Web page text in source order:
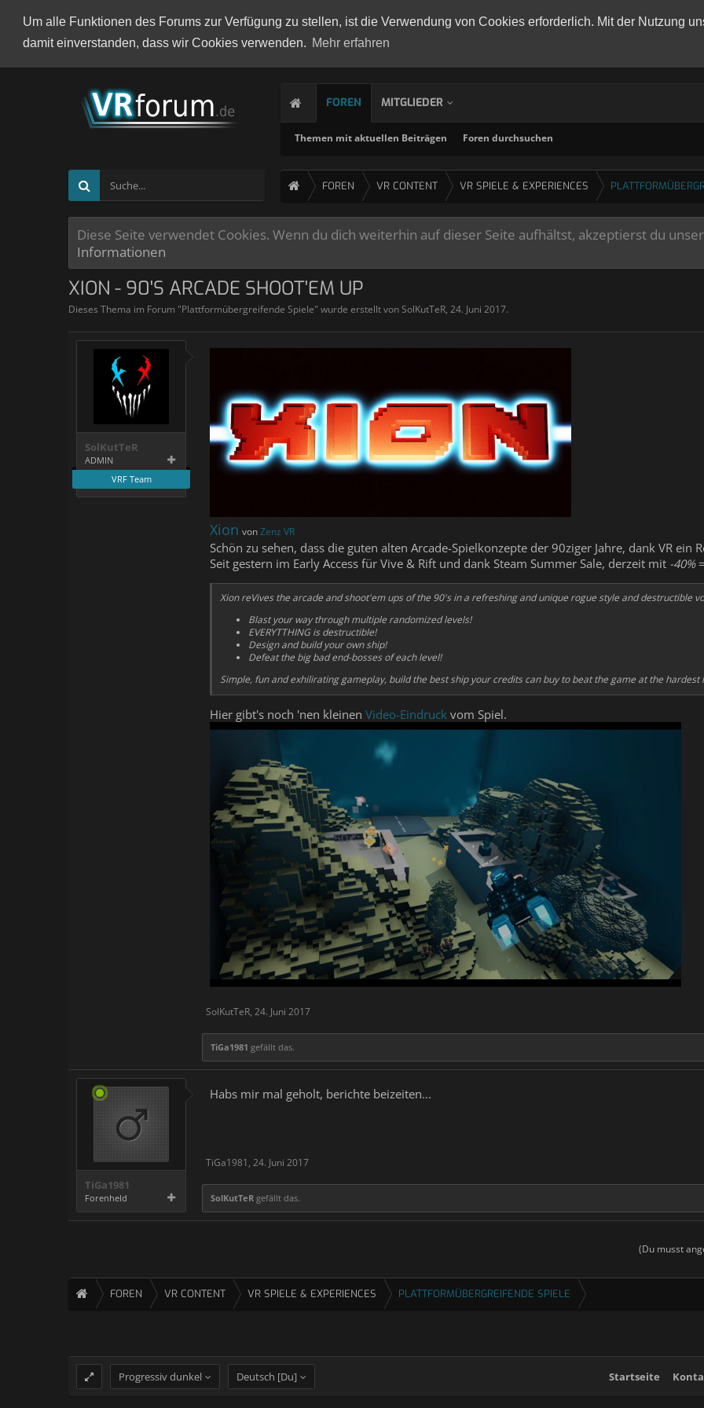
Um alle Funktionen des Forums zur Verfügung zu stellen, ist die Verwendung von Cookies erforderlich. Mit der Nutzung
damit einverstanden, dass wir Cookies verwenden. Mehr erfahren
FOREN
Themen mit aktuellen Beiträgen Foren durchsuchen
MITGLIEDER
FOREN VR CONTENT VR SPIELE & EXPERIENCES
Diese Seite verwendet Cookies. Wenn du dich weiterhin auf dieser Seite aufhältst, akzeptierst du
Informationen
XION - 90'S ARCADE SHOOT'EM UP
Dieses Thema im Forum "Plattformübergreifende Spiele" wurde erstellt vonSolKutTeR, 24. Juni 2017.
SolKutTeR
ADMIN
VRF Team
Xion vonZenz VR
Schön zu sehen, dass die guten alten Arcade-Spielkonzepte der 90ziger Jahre, dank VR ein
Seit gestern im Early Access für Vive & Rift und dank Steam Summer Sale, derzeit mit -40%
Xion reVives the arcade and shoot'em ups of the 90's in a refreshing and unique rogue style and destructible
Blast your way through multiple randomized levels!
EVERYTTHING is destructible!
Design and build your own ship!
Defeat the big bad end-bosses of each level!
Simple, fun and exhilirating gameplay, build the best ship your credits can buy to beat the game at the hardest
Hier gibt's noch 'nen kleinen Video-Eindruck vom Spiel.
SolKutTeR, 24. Juni 2017
TiGa1981 gefällt das.
TiGa1981
Forenheld
Habs mir mal geholt, berichte beizeiten...
TiGa1981 , 24. Juni 2017
SolKutTeR gefällt das.
(Du musst
FOREN VR CONTENT VR SPIELE & EXPERIENCES PLATTFORMÜBERGREIFENDE SPIELE
Progressiv dunkel Deutsch [Du] Startseite